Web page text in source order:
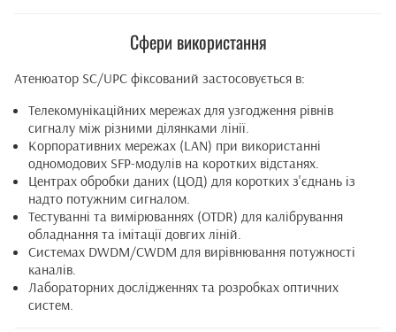
Сфери використання
Атенюатор SC/UPC фіксований застосовується в:
Телекомунікаційних мережах для узгодження рівнів
сигналу між різними ділянками лінії.
Корпоративних мережах (LAN) при використанні
одномодових SFP-модулів на коротких відстанях.
Центрах обробки даних (ЦОД) для коротких з'єднань із
надто потужним сигналом.
Тестуванні та вимірюваннях (OTDR) для калібрування
обладнання та імітації довгих ліній.
Системах DWDM/CWDM для вирівнювання потужності
каналів.
Лабораторних дослідженнях та розробках оптичних
систем.